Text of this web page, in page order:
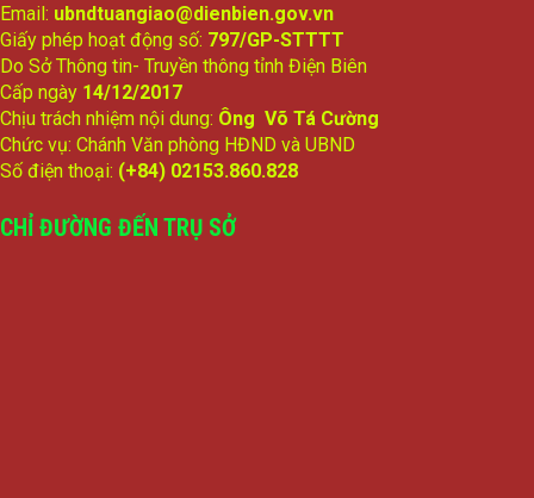
Email: ubndtuangiao@dienbien.gov.vn
Giấy phép hoạt động số: 797/GP-STTTT
Do Sở Thông tin- Truyền thông tỉnh Điện Biên
Cấp ngày 14/12/2017
Chịu trách nhiệm nội dung: Ông Võ Tá Cường
Chức vụ: Chánh Văn phòng HĐND và UBND
Số điện thoại: (+84) 02153.860.828
CHỈ ĐƯỜNG ĐẾN TRỤ SỞ